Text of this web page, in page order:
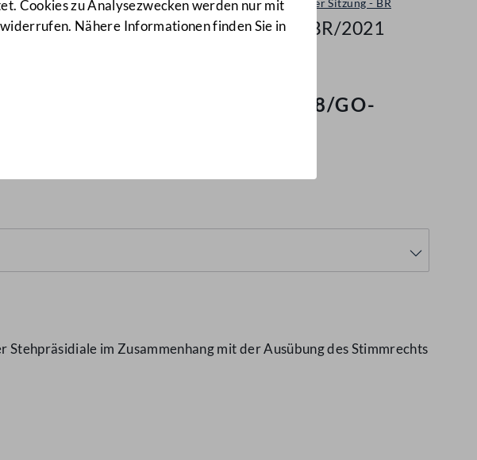
Cookies zu Analysezwecken werden nur mit
Nähere Informationen finden Sie in
Unterbrechung der Sitzung - BR
1518/GO-BR/2021
Stehpräsidiale
(1518/GO-
im Zusammenhang mit der Ausübung des Stimmrechts